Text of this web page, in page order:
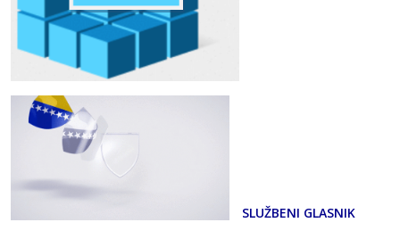
SLUŽBENI GLASNIK